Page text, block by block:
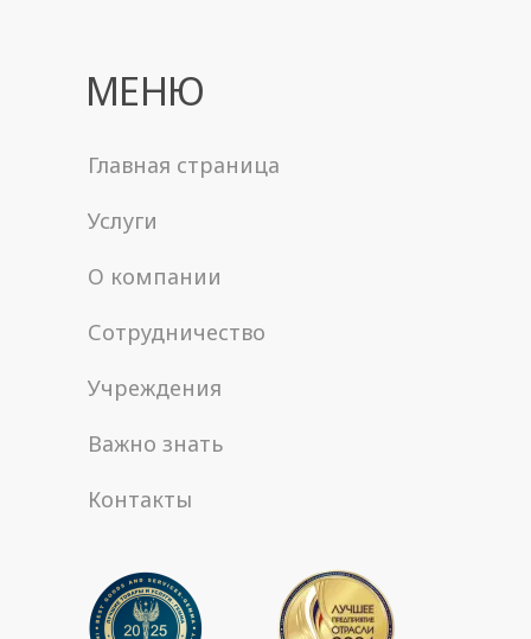
МЕНЮ
Главная страница
Услуги
О компании
Сотрудничество
Учреждения
Важно знать
Контакты